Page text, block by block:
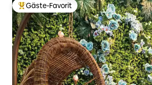
Beliebter Gäste-Favorit.
Gäste-Favorit